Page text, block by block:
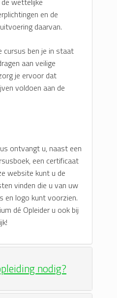
en de
daarvan.
cursus ben je in staat
aan veilige
je ervoor dat
voldoen aan de
ontvangt u, naast een
een certificaat
website kunt u de
vinden die u van uw
en logo kunt voorzien.
dé Opleider u ook bij
nodig?